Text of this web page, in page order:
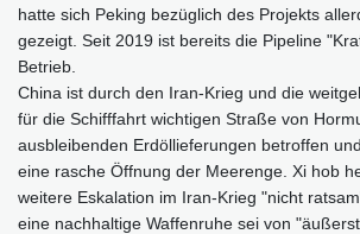
hatte sich Peking bezüglich des Projekts
gezeigt. Seit 2019 ist bereits die Pipeline
Betrieb.
China ist durch den Iran-Krieg und die
für die Schifffahrt wichtigen Straße von
ausbleibenden Erdöllieferungen betroffen
eine rasche Öffnung der Meerenge. Xi hob
weitere Eskalation im Iran-Krieg "nicht
eine nachhaltige Waffenruhe sei von